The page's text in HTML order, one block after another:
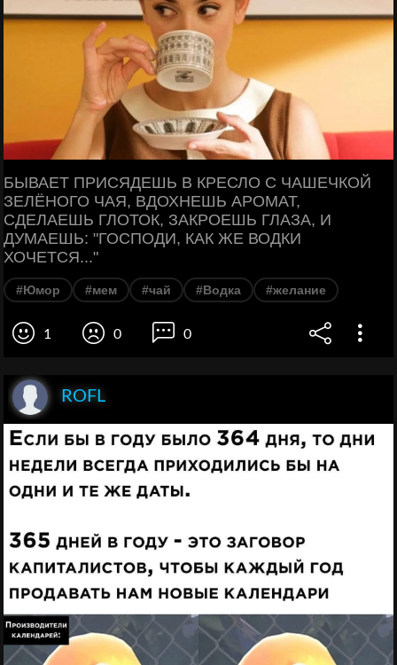
БЫВАЕТ ПРИСЯДЕШЬ В КРЕСЛО С ЧАШЕЧКОЙ
ЗЕЛЁНОГО ЧАЯ, ВДОХНЕШЬ АРОМАТ,
СДЕЛАЕШЬ ГЛОТОК, ЗАКРОЕШЬ ГЛАЗА, И
ДУМАЕШЬ: "ГОСПОДИ, КАК ЖЕ ВОДКИ
ХОЧЕТСЯ..."
#Юмор #мем #чай #Водка #желание
1 0 0
ROFL